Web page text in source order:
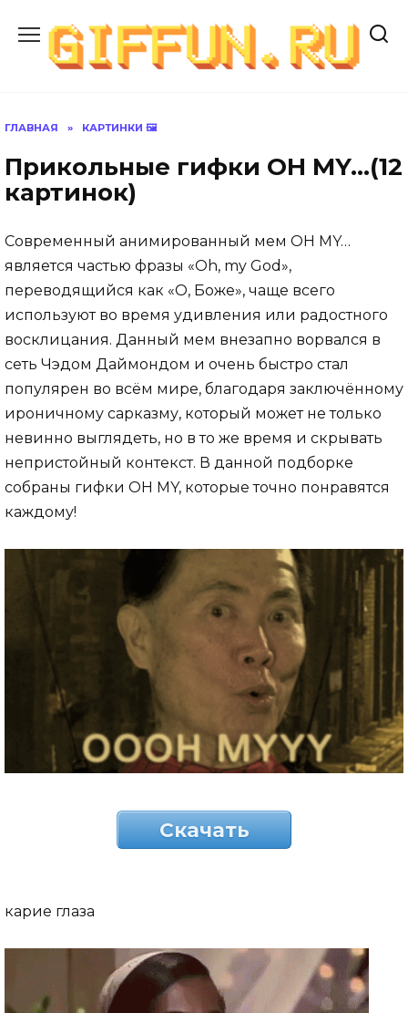
содержанию
ГЛАВНАЯ » КАРТИНКИ 🖼
Прикольные гифки OH MY…(12
картинок)
Современный анимированный мем OH MY…
является частью фразы «Oh, my God»,
переводящийся как «О, Боже», чаще всего
используют во время удивления или радостного
восклицания. Данный мем внезапно ворвался в
сеть Чэдом Даймондом и очень быстро стал
популярен во всём мире, благодаря заключённому
ироничному сарказму, который может не только
невинно выглядеть, но в то же время и скрывать
непристойный контекст. В данной подборке
собраны гифки OH MY, которые точно понравятся
каждому!
Скачать
карие глаза